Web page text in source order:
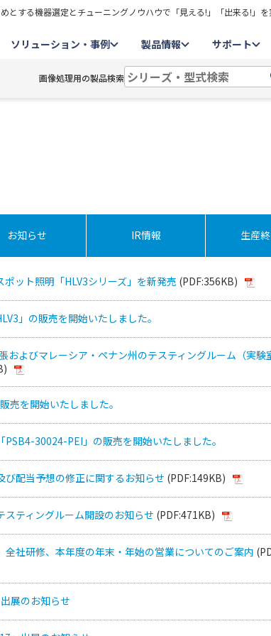
する機器選定とチューニングノウハウで「見える!」「出来る!」を
ソリューション・事例 製品情報 サポート
画像処理用の製品検索
お知らせ IR情報 生産
ット照明「HLV3シリーズ」を新発売 (PDF:356KB)
」の販売を開始いたしました。
およびマレーシア・ペナン州のテスティングルーム（実験
売を開始いたしました。
30024-PEI」の販売を開始いたしました。
び配当予想の修正に関するお知らせ (PDF:149KB)
スティングルーム開設のお知らせ (PDF:471KB)
全社研修、本年度の年末・年始の営業についてのご案内
展のお知らせ